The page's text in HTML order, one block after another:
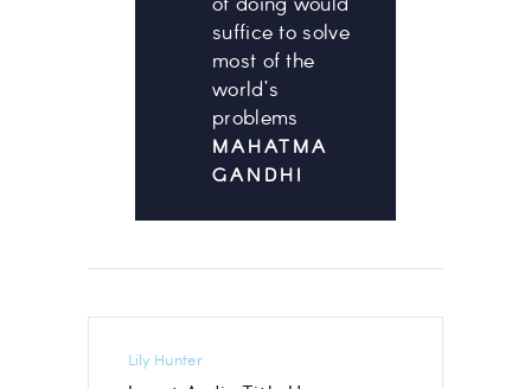
suffice to solve
most of the
world’s
problems
MAHATMA
GANDHI
Lily Hunter